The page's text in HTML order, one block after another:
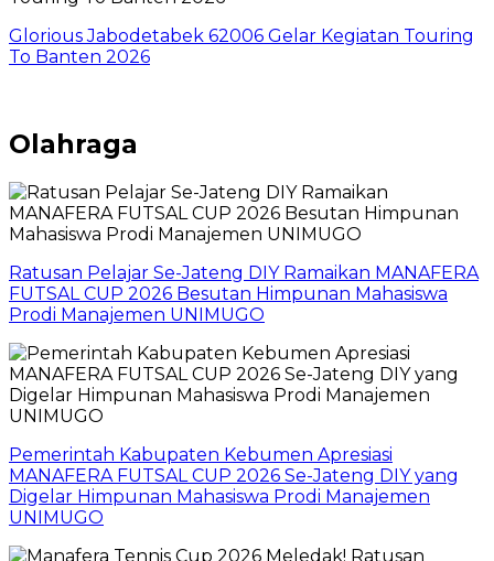
Glorious Jabodetabek 62006 Gelar Kegiatan Touring
To Banten 2026
Olahraga
Ratusan Pelajar Se-Jateng DIY Ramaikan MANAFERA
FUTSAL CUP 2026 Besutan Himpunan Mahasiswa
Prodi Manajemen UNIMUGO
Pemerintah Kabupaten Kebumen Apresiasi
MANAFERA FUTSAL CUP 2026 Se-Jateng DIY yang
Digelar Himpunan Mahasiswa Prodi Manajemen
UNIMUGO